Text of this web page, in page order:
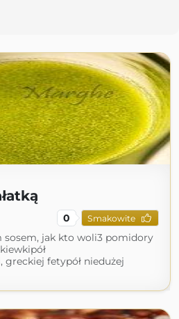
0 Smakowite
sosem, jak kto woli3 pomidory
greckiej fetypół niedużej